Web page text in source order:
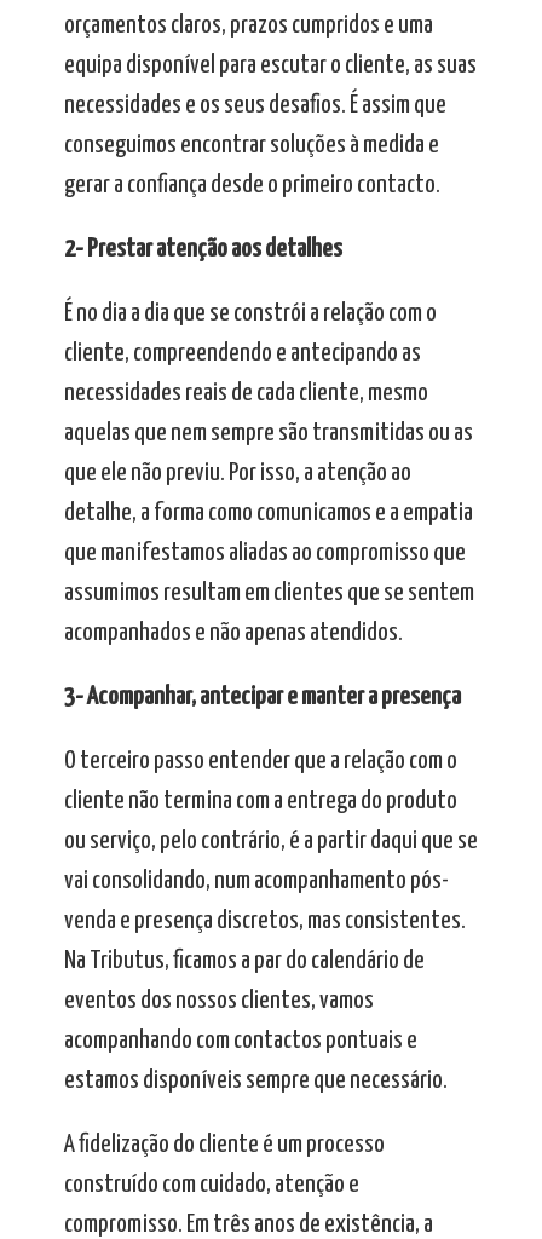
orçamentos claros, prazos cumpridos e uma
equipa disponível para escutar o cliente, as suas
necessidades e os seus desafios. É assim que
conseguimos encontrar soluções à medida e
gerar a confiança desde o primeiro contacto.
2- Prestar atenção aos detalhes
É no dia a dia que se constrói a relação com o
cliente, compreendendo e antecipando as
necessidades reais de cada cliente, mesmo
aquelas que nem sempre são transmitidas ou as
que ele não previu. Por isso, a atenção ao
detalhe, a forma como comunicamos e a empatia
que manifestamos aliadas ao compromisso que
assumimos resultam em clientes que se sentem
acompanhados e não apenas atendidos.
3- Acompanhar, antecipar e manter a presença
O terceiro passo entender que a relação com o
cliente não termina com a entrega do produto
ou serviço, pelo contrário, é a partir daqui que se
vai consolidando, num acompanhamento pós-
venda e presença discretos, mas consistentes.
Na Tributus, ficamos a par do calendário de
eventos dos nossos clientes, vamos
acompanhando com contactos pontuais e
estamos disponíveis sempre que necessário.
A fidelização do cliente é um processo
construído com cuidado, atenção e
compromisso. Em três anos de existência, a